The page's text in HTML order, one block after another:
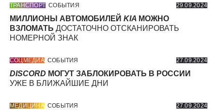
ТРАНСПОРТ СОБЫТИЯ 29.09.2024
МИЛЛИОНЫ АВТОМОБИЛЕЙ KIA МОЖНО
ВЗЛОМАТЬ ДОСТАТОЧНО ОТСКАНИРОВАТЬ
НОМЕРНОЙ ЗНАК
СОЦМЕДИА СОБЫТИЯ 27.09.2024
DISCORD МОГУТ ЗАБЛОКИРОВАТЬ В РОССИИ
УЖЕ В БЛИЖАЙШИЕ ДНИ
МЕДИЦИНА СОБЫТИЯ 27.09.2024